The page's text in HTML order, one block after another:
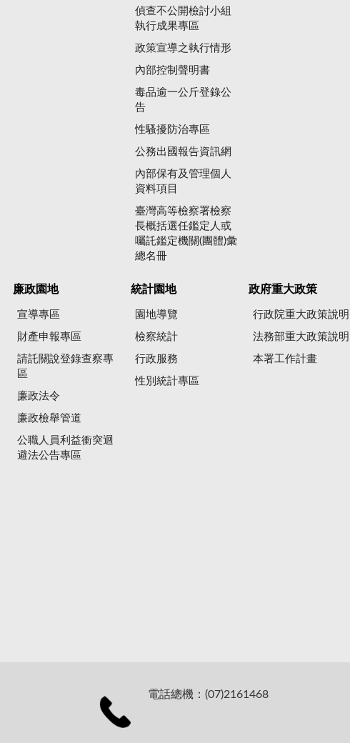
偵查不公開檢討小組
執行成果專區
政策宣導之執行情形
內部控制聲明書
毒品逾一公斤登錄公
告
性騷擾防治專區
公務出國報告資訊網
內部保有及管理個人
資料項目
臺灣高等檢察署檢察
長概括選任鑑定人或
囑託鑑定機關(團體)彙
總名冊
廉政園地
宣導專區
財產申報專區
請託關說登錄查察專
區
廉政法令
廉政檢舉管道
公職人員利益衝突迴
避法公告專區
統計園地
園地導覽
檢察統計
行政服務
性別統計專區
政府重大政策
行政院重大政策說明
法務部重大政策說明
本署工作計畫
電話總機：(07)2161468